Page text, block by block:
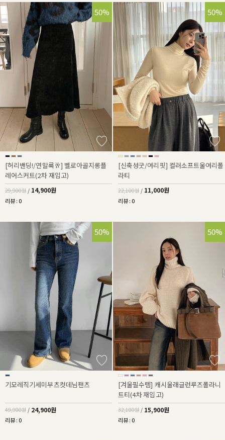
50%
[허리밴딩!/연말룩🥂] 벨로아골지롱플
레어스커트(2차 재입고)
29,900원 / 14,900원
리뷰 : 0
50%
[신축성굿/여리핏] 컬러소프트울여리폴
라티
22,100원 / 11,000원
리뷰 : 0
50%
기모레직기세미부츠컷데님팬츠
49,900원 / 24,900원
리뷰 : 0
50%
[겨울필수템] 캐시울래글런루즈폴라니
트티(4차 재입고)
32,100원 / 15,900원
리뷰 : 0